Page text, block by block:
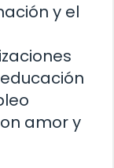
y el
amor y